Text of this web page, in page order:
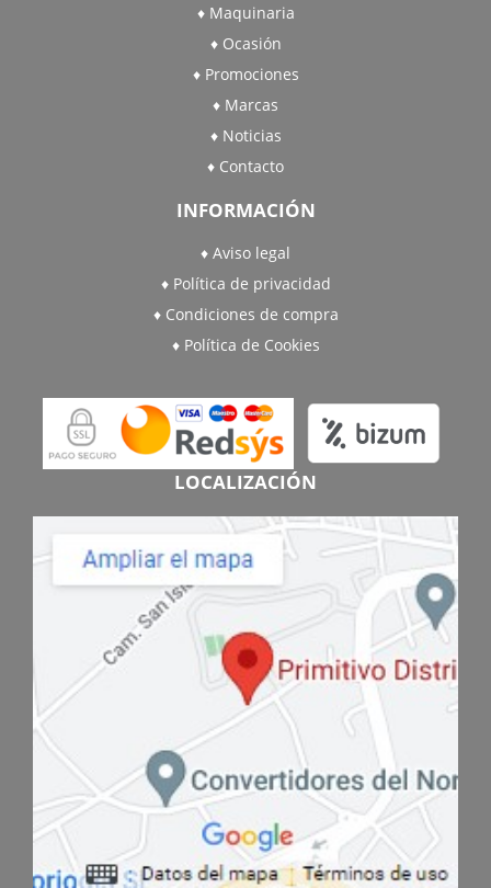
Maquinaria
Ocasión
Promociones
Marcas
Noticias
Contacto
INFORMACIÓN
Aviso legal
Política de privacidad
Condiciones de compra
Política de Cookies
LOCALIZACIÓN